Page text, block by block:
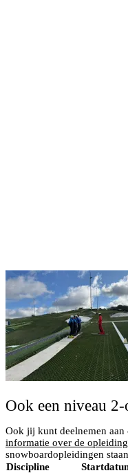
Ook een niveau
Ook jij kunt deelnemen
informatie over de
snowboardopleidingen
Discipline